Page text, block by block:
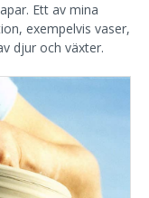
Ett av mina
exempelvis vaser,
djur och växter.